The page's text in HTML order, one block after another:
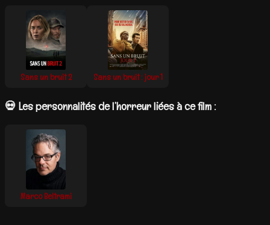
Sans un bruit 2 Sans un bruit : jour 1
💀 Les personnalités de l’horreur liées à ce film :
Marco Beltrami